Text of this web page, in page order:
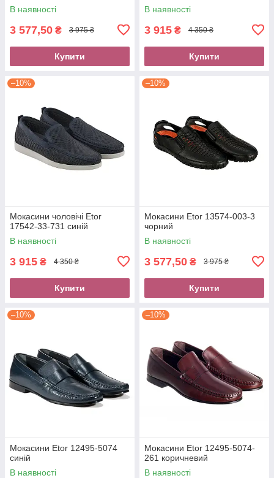
В наявності
3 577,50 ₴ 3 975 ₴
Купити
В наявності
3 915 ₴ 4 350 ₴
Купити
–10%
Мокасини чоловічі Etor
17542-33-731 синій
В наявності
3 915 ₴ 4 350 ₴
Купити
–10%
Мокасини Etor 13574-003-3
чорний
В наявності
3 577,50 ₴ 3 975 ₴
Купити
–10%
Мокасини Etor 12495-5074
синій
В наявності
–10%
Мокасини Etor 12495-5074-
261 коричневий
В наявності